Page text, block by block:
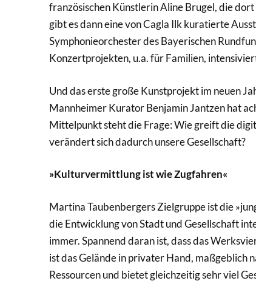
französischen Künstlerin Aline Brugel, die
gibt es dann eine von Cagla Ilk kuratierte
Symphonieorchester des Bayerischen
Konzertprojekten, u.a. für Familien,
Und das erste große Kunstprojekt im neuen
Mannheimer Kurator Benjamin Jantzen hat
Mittelpunkt steht die Frage: Wie greift die
verändert sich dadurch unsere Gesellschaft?
»Kulturvermittlung ist wie Zugfahren«
Martina Taubenbergers Zielgruppe ist die
die Entwicklung von Stadt und Gesellschaft
immer. Spannend daran ist, dass das
ist das Gelände in privater Hand, maßgeblich
Ressourcen und bietet gleichzeitig sehr viel